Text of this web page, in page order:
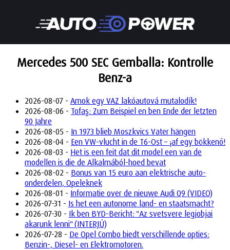
Mercedes 500 SEC Gemballa: Kontrolle
Benz-a
2026-08-07 - Amok egy VAZ lakóautová mutalodík!
2026-08-06 - Tofaş: Zum Beispiel en ben Ende der letzten
90 Jahre
2026-08-05 - In 1973 blieb Moszkvics Vater hängen
2026-08-04 - Een VW-vlucht in de T6-Ost – ¡af egy bökkenő!
2026-08-03 - Het is een feit dat dit model een van de
modellen is die de Alkalmából-hoed bevat
2026-08-02 - Bonus van 15 euro aan elektrische auto-
onderdelen, Opeleknek
2026-08-01 - Informatie over de nieuwe Audi Q9 (VIDEO)
2026-07-31 - Is het een autonome land- en staatsmacht?
2026-07-30 - Ik ben BYD-Bericht: "Az svetsvere legjobjai
akarunk lenni" (INTERJÚ)
2026-07-28 - De Opel Combo biedt verschillende opties:
Benzin-, Diesel- en Elektromotoren.